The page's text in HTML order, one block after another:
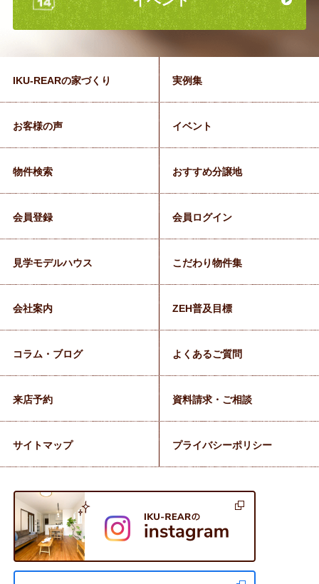
IKU-REARの家づくり 実例集
お客様の声 イベント
物件検索 おすすめ分譲地
会員登録 会員ログイン
見学モデルハウス こだわり物件集
会社案内 ZEH普及目標
コラム・ブログ よくあるご質問
来店予約 資料請求・ご相談
サイトマップ プライバシーポリシー